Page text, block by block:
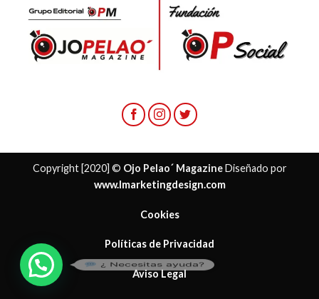
Copyright [2020] © Ojo Pelao´ MagazineDiseñado por
www.lmarketingdesign.com
Cookies
Políticas de Privacidad
Aviso Legal
¿ Necesitas ayuda?